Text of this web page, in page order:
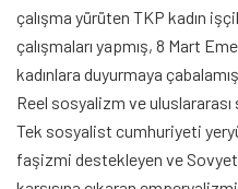
çalışma yürüten TKP kadın
çalışmaları yapmış, 8 Mart
kadınlara duyurmaya
Reel sosyalizm ve
Tek sosyalist cumhuriyeti
faşizmi destekleyen ve